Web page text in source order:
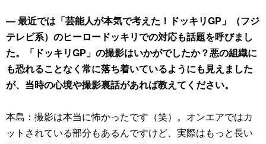
― 最近では「芸能人が本気で考えた！ドッキリGP」（フジ
テレビ系）のヒーロードッキリでの対応も話題を呼びまし
た。「ドッキリGP」の撮影はいかがでしたか？悪の組織に
も恐れることなく常に落ち着いているようにも見えました
が、当時の心境や撮影裏話があれば教えてください。
本島：撮影は本当に怖かったです（笑）。オンエアではカ
ットされている部分もあるんですけど、実際はもっと長い